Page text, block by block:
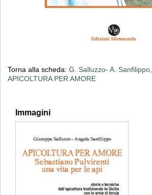
Torna alla scheda:G. Salluzzo- A. Sanfilippo,
APICOLTURA PER AMORE
Immagini